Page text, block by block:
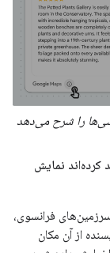
را شرح می‌دهد
کرده‌اند نمایش
فرانسوی،
از آن مکان